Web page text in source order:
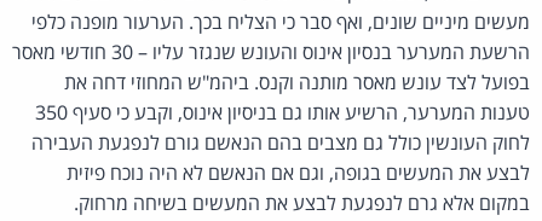
מעשים מיניים שונים, ואף סבר כי הצליח בכך. הערעור מופנה כלפי
הרשעת המערער בנסיון אינוס והעונש שנגזר עליו – 30 חודשי מאסר
בפועל לצד עונש מאסר מותנה וקנס. ביהמ"ש המחוזי דחה את
טענות המערער, הרשיע אותו גם בניסיון אינוס, וקבע כי סעיף 350
לחוק העונשין כולל גם מצבים בהם הנאשם גורם לנפגעת העבירה
לבצע את המעשים בגופה, וגם אם הנאשם לא היה נוכח פיזית
במקום אלא גרם לנפגעת לבצע את המעשים בשיחה מרחוק.